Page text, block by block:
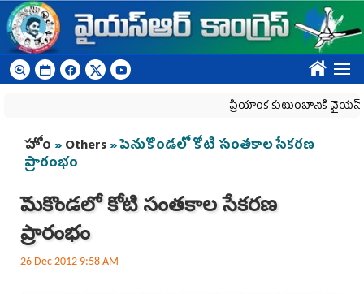
Skip to main content
????
ప్రియాంక కుటుంబానికి
You are here
హోం »Others» పెనుకొండలో కోటి సంతకాల సేకరణ
ప్రారంభం
పెనుకొండలో కోటి సంతకాల సేకరణ
ప్రారంభం
26 Dec 2012 9:58 AM